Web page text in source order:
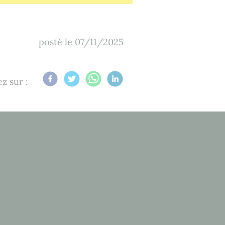
posté le 07/11/2025
sur :